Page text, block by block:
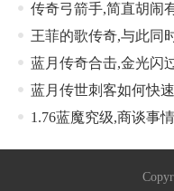
传奇弓箭手,简直胡闹
王菲的歌传奇,与此同
蓝月传奇合击,金光闪
蓝月传世刺客如何快
1.76蓝魔究级,商谈事